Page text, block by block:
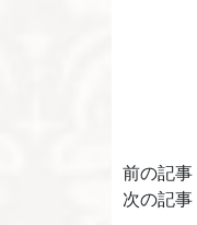
前の記事
次の記事